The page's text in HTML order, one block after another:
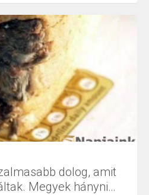
dolog, amit
Megyek hányni…